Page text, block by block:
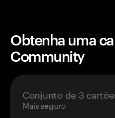
Obtenha uma
Community
Conjunto de 3
Mais seguro